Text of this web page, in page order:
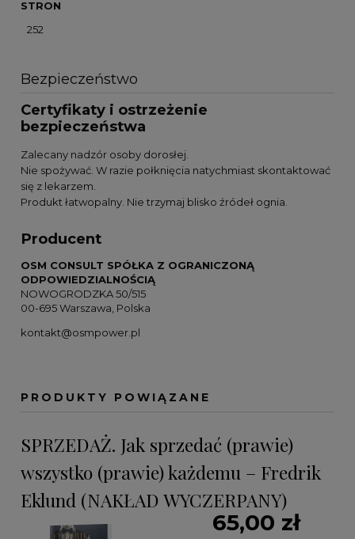
STRON
252
Bezpieczeństwo
Certyfikaty i ostrzeżenie
bezpieczeństwa
Zalecany nadzór osoby dorosłej.
Nie spożywać. W razie połknięcia natychmiast skontaktować
się z lekarzem.
Produkt łatwopalny. Nie trzymaj blisko źródeł ognia.
Producent
OSM CONSULT SPÓŁKA Z OGRANICZONĄ
ODPOWIEDZIALNOŚCIĄ
NOWOGRODZKA 50/515
00-695 Warszawa, Polska
kontakt@osmpower.pl
PRODUKTY POWIĄZANE
SPRZEDAŻ. Jak sprzedać (prawie)
wszystko (prawie) każdemu – Fredrik
Eklund (NAKŁAD WYCZERPANY)
65,00 zł